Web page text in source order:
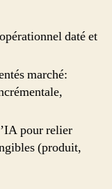
daté et
marché:
pour relier
(produit,